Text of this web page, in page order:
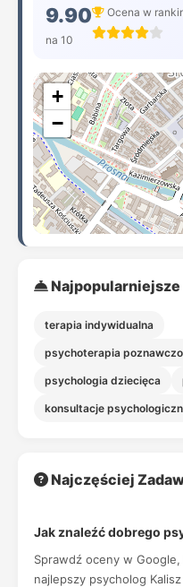
9.90
na 10
Ocena w
+
−
Najpopularniejsze
terapia indywidualna
psychoterapia
psychologia dziecięca
konsultacje
Najczęściej
Jak znaleźć dobrego
Sprawdź oceny w
najlepszy psycholog